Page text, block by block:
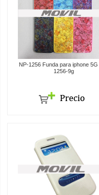
NP-1256 Funda para iphone 5G
1256-9g